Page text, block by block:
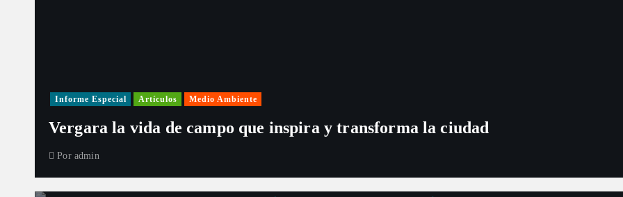
Informe Especial Artículos Medio Ambiente
Vergara la vida de campo que inspira y transforma la ciudad
Por admin